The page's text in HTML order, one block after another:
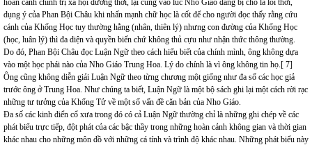
hoàn cảnh chính trị xã hội đương thời, lại cũng vào lúc Nho Giáo đang bị cho là lỗi thời,
dụng ý của Phan Bội Châu khi nhấn mạnh chữ học là cốt để cho người đọc thấy rằng cứu
cánh của Khổng Học tuy thường hằng (nhân, thiên lý) nhưng con đường của Khổng Học
(học, luân lý) thì đa diện và quyền biến chứ không thủ cựu như nhận thức thông thường.
Do đó, Phan Bội Châu đọc Luận Ngữ theo cách hiểu biết của chính mình, ông không dựa
vào một học phái nào của Nho Giáo Trung Hoa. Lý do chính là vì ông không tin họ.[ 7]
Ông cũng không diễn giải Luận Ngữ theo từng chương một giống như đa số các học giả
trước ông ở Trung Hoa. Như chúng ta biết, Luận Ngữ là một bộ sách ghi lại một cách rời rạc
những tư tưởng của Khổng Tử về một số vấn đề căn bản của Nho Giáo.
Đa số các kinh điển cổ xưa trong đó có cả Luận Ngữ thường chỉ là những ghi chép về các
phát biểu trực tiếp, đột phát của các bậc thầy trong những hoàn cảnh không gian và thời gian
khác nhau cho những môn đồ với những cá tính và trình độ khác nhau. Những phát biểu này